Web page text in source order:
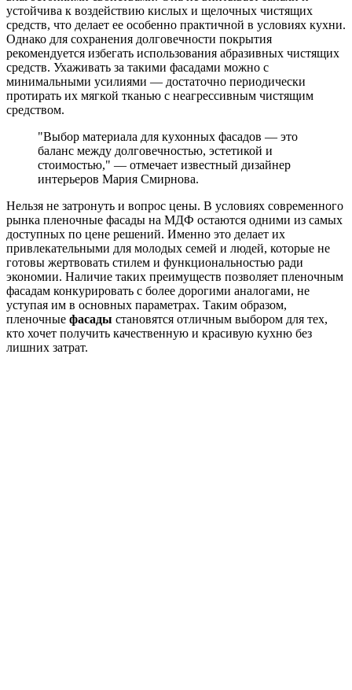
устойчива к воздействию кислых и щелочных чистящих
средств, что делает ее особенно практичной в условиях кухни.
Однако для сохранения долговечности покрытия
рекомендуется избегать использования абразивных чистящих
средств. Ухаживать за такими фасадами можно с
минимальными усилиями — достаточно периодически
протирать их мягкой тканью с неагрессивным чистящим
средством.
"Выбор материала для кухонных фасадов — это
баланс между долговечностью, эстетикой и
стоимостью," — отмечает известный дизайнер
интерьеров Мария Смирнова.
Нельзя не затронуть и вопрос цены. В условиях современного
рынка пленочные фасады на МДФ остаются одними из самых
доступных по цене решений. Именно это делает их
привлекательными для молодых семей и людей, которые не
готовы жертвовать стилем и функциональностью ради
экономии. Наличие таких преимуществ позволяет пленочным
фасадам конкурировать с более дорогими аналогами, не
уступая им в основных параметрах. Таким образом,
пленочные фасады становятся отличным выбором для тех,
кто хочет получить качественную и красивую кухню без
лишних затрат.